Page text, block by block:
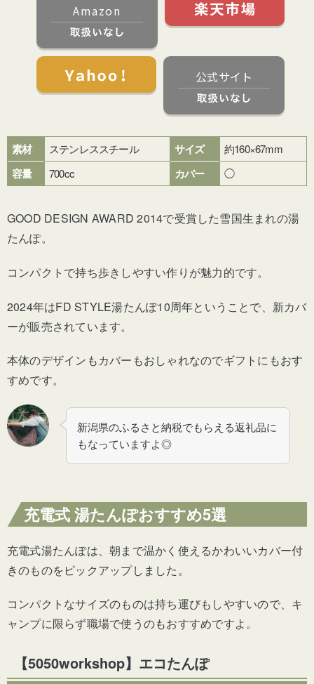
Amazon
公式サイト
素材 ステンレススチール サイズ 約160×67mm
容量 700cc カバー ◯
GOOD DESIGN AWARD 2014で受賞した雪国生まれの湯
たんぽ。
コンパクトで持ち歩きしやすい作りが魅力的です。
2024年はFD STYLE湯たんぽ10周年ということで、新カバ
ーが販売されています。
本体のデザインもカバーもおしゃれなのでギフトにもおす
すめです。
新潟県のふるさと納税でもらえる返礼品に
もなっていますよ◎
充電式 湯たんぽおすすめ5選
充電式湯たんぽは、朝まで温かく使えるかわいいカバー付
きのものをピックアップしました。
コンパクトなサイズのものは持ち運びもしやすいので、キ
ャンプに限らず職場で使うのもおすすめですよ。
【5050workshop】エコたんぽ